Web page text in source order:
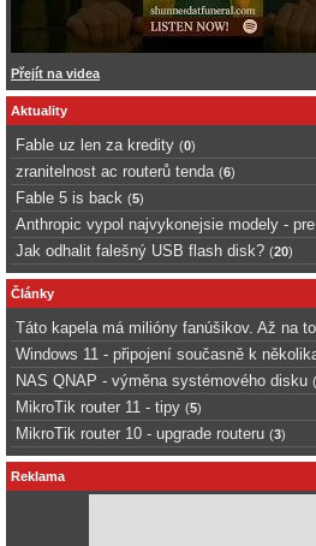
Přejít na videa
Aktuality
Fable uz len za kredity (0)
zranitelnost ac routerů tenda (6)
Fable 5 is back (5)
Anthropic vypol najvykonejsie modely -
Jak odhalit falešný USB flash disk? (20)
Články
Táto kapela má milióny fanúšikov. Až na
Windows 11 - připojení současně k
NAS QNAP - výměna systémového disku (
MikroTik router 11 - tipy (5)
MikroTik router 10 - upgrade routeru (3)
Reklama